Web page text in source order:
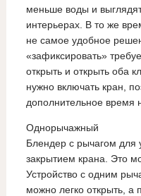
меньше воды и
интерьерах. В то же
не самое удобное
«зафиксировать»
открыть и открыть оба
нужно включать кран,
дополнительное время
Однорычажный
Блендер с рычагом для
закрытием крана. Это
Устройство с одним
можно легко открыть, а